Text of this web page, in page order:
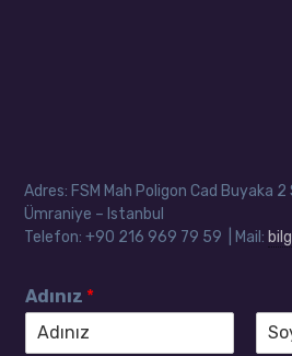
Adres: FSM Mah Poligon Cad Buyaka
Ümraniye – Istanbul
Telefon: +90 216 969 79 59 | Mail:
Adınız *